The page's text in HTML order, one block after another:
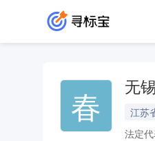
春 无
江苏
法定代